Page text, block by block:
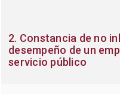
2. Constancia de no
desempeño de un
servicio público